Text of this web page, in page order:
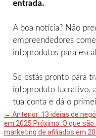
entrada.
A boa notícia? Não
empreendedores
infoprodutos para
Se estás pronto para
infoproduto lucrativo,
tua conta e dá o
← Anterior: 13 ideias de
em 2025 Próximo: O que
marketing de afiliados em